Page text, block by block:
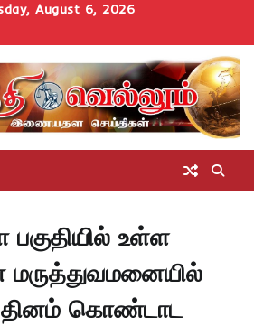
August 6, 2026
மாவட்டச்செய்திகள்
அரசியல்ஆன்மிகம்
சட்டம்
அறிவோம்
சினிமாUncategorized
உள்ள
கொண்டாட